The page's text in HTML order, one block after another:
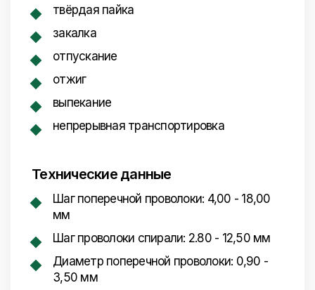
твёрдая пайка
закалка
отпускание
отжиг
выпекание
непрерывная транспортировка
Технические данные
Шаг поперечной проволоки: 4,00 - 18,00
мм
Шаг проволоки спирали: 2.80 - 12,50 мм
Диаметр поперечной проволоки: 0,90 -
3,50 мм